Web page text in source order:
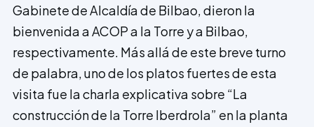
Gabinete de Alcaldía de Bilbao, dieron la
bienvenida a ACOP a la Torre y a Bilbao,
respectivamente. Más allá de este breve turno
de palabra, uno de los platos fuertes de esta
visita fue la charla explicativa sobre “La
construcción de la Torre Iberdrola” en la planta